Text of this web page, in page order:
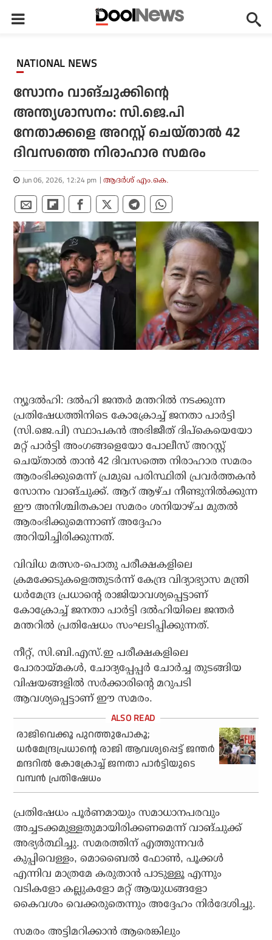
NATIONAL NEWS
സോനം വാങ്ചുക്കിന്റെ
അന്ത്യശാസനം: സി.ജെ.പി
നേതാക്കളെ അറസ്റ്റ് ചെയ്താല്‍ 42
ദിവസത്തെ നിരാഹാര സമരം
Jun 06, 2026, 12:24 pm ആദർശ് എം.കെ.
ന്യൂദല്‍ഹി: ദല്‍ഹി ജന്തര്‍ മന്തറില്‍ നടക്കുന്ന
പ്രതിഷേധത്തിനിടെ കോക്രോച്ച് ജനതാ പാര്‍ട്ടി
(സി.ജെ.പി) സ്ഥാപകന്‍ അഭിജീത് ദിപ്കെയെയോ
മറ്റ് പാര്‍ട്ടി അംഗങ്ങളെയോ പോലീസ് അറസ്റ്റ്
ചെയ്താല്‍ താന്‍ 42 ദിവസത്തെ നിരാഹാര സമരം
ആരംഭിക്കുമെന്ന് പ്രമുഖ പരിസ്ഥിതി പ്രവര്‍ത്തകന്‍
സോനം വാങ്ചുക്ക്. ആറ് ആഴ്ച നീണ്ടുനില്‍ക്കുന്ന
ഈ അനിശ്ചിതകാല സമരം ശനിയാഴ്ച മുതല്‍
ആരംഭിക്കുമെന്നാണ് അദ്ദേഹം
അറിയിച്ചിരിക്കുന്നത്.
വിവിധ മത്സര-പൊതു പരീക്ഷകളിലെ
ക്രമക്കേടുകളെത്തുടര്‍ന്ന് കേന്ദ്ര വിദ്യാഭ്യാസ മന്ത്രി
ധര്‍മേന്ദ്ര പ്രധാന്റെ രാജിയാവശ്യപ്പെട്ടാണ്
കോക്രോച്ച് ജനതാ പാര്‍ട്ടി ദല്‍ഹിയിലെ ജന്തര്‍
മന്തറില്‍ പ്രതിഷേധം സംഘടിപ്പിക്കുന്നത്.
നീറ്റ്, സി.ബി.എസ്.ഇ പരീക്ഷകളിലെ
പോരായ്മകള്‍, ചോദ്യപ്പേപ്പര്‍ ചോര്‍ച്ച തുടങ്ങിയ
വിഷയങ്ങളില്‍ സര്‍ക്കാരിന്റെ മറുപടി
ആവശ്യപ്പെട്ടാണ് ഈ സമരം.
രാജിവെക്കൂ പുറത്തുപോകൂ;
ധര്‍മേന്ദ്രപ്രധാന്റെ രാജി ആവശ്യപ്പെട്ട് ജന്തര്‍
മന്ദറില്‍ കോക്രോച്ച് ജനതാ പാര്‍ട്ടിയുടെ
വമ്പന്‍ പ്രതിഷേധം
പ്രതിഷേധം പൂര്‍ണമായും സമാധാനപരവും
അച്ചടക്കമുള്ളതുമായിരിക്കണമെന്ന് വാങ്ചുക്ക്
അഭ്യര്‍ത്ഥിച്ചു. സമരത്തിന് എത്തുന്നവര്‍
കുപ്പിവെള്ളം, മൊബൈല്‍ ഫോണ്‍, പൂക്കള്‍
എന്നിവ മാത്രമേ കരുതാന്‍ പാടുള്ളൂ എന്നും
വടികളോ കല്ലുകളോ മറ്റ് ആയുധങ്ങളോ
കൈവശം വെക്കരുതെന്നും അദ്ദേഹം നിര്‍ദേശിച്ചു.
സമരം അട്ടിമറിക്കാന്‍ ആരെങ്കിലും